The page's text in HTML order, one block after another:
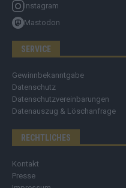
Instagram
Mastodon
SERVICE
Gewinnbekanntgabe
Datenschutz
Datenschutzvereinbarungen
Datenauszug & Löschanfrage
RECHTLICHES
Kontakt
Presse